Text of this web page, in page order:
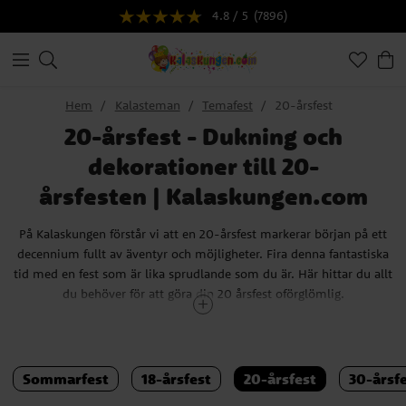
4.8 / 5 (7896)
Hem Kalasteman Temafest 20-årsfest
20-årsfest - Dukning och
dekorationer till 20-
årsfesten | Kalaskungen.com
På Kalaskungen förstår vi att en 20-årsfest markerar början på ett
decennium fullt av äventyr och möjligheter. Fira denna fantastiska
tid med en fest som är lika sprudlande som du är. Här hittar du allt
du behöver för att göra din 20 årsfest oförglömlig.
personlighet och stil. Välj mellan moderna och eleganta tallrikar,
servetter och bordsdekorationer som sätter tonen för en
Sommarfest 18-årsfest 20-årsfest 30-